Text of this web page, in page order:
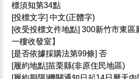
標須知第34點
[投標文字] 中文(正體字)
[收受投標文件地點] 300新竹市東區
一樓收發室】
[是否依據採購法第99條] 否
[履約地點]苗栗縣(非原住民地區)